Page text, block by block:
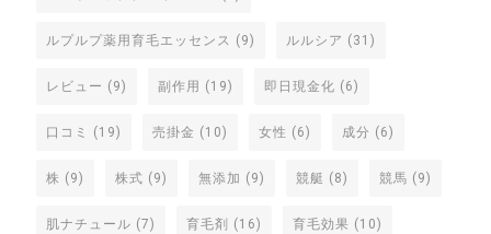
ルプルプ薬用育毛エッセンス (9) ルルシア (31)
レビュー (9) 副作用 (19) 即日現金化 (6)
口コミ (19) 売掛金 (10) 女性 (6) 成分 (6)
株 (9) 株式 (9) 無添加 (9) 競艇 (8) 競馬 (9)
肌ナチュール (7) 育毛剤 (16) 育毛効果 (10)